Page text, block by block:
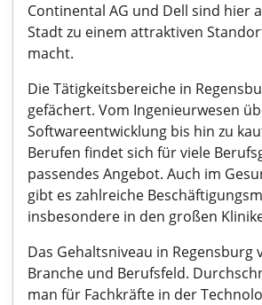
Continental AG und Dell sind hier
Stadt zu einem attraktiven
macht.
Die Tätigkeitsbereiche in
gefächert. Vom Ingenieurwesen
Softwareentwicklung bis hin zu
Berufen findet sich für viele
passendes Angebot. Auch im
gibt es zahlreiche
insbesondere in den großen
Das Gehaltsniveau in Regensburg
Branche und Berufsfeld.
man für Fachkräfte in der